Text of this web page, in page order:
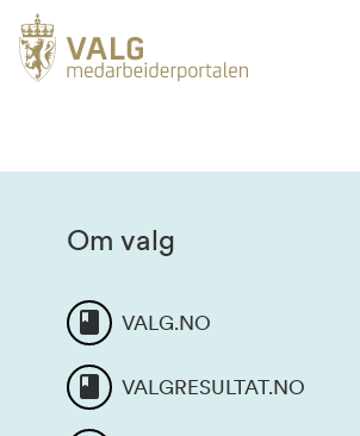
Om valg
VALG.NO
VALGRESULTAT.NO